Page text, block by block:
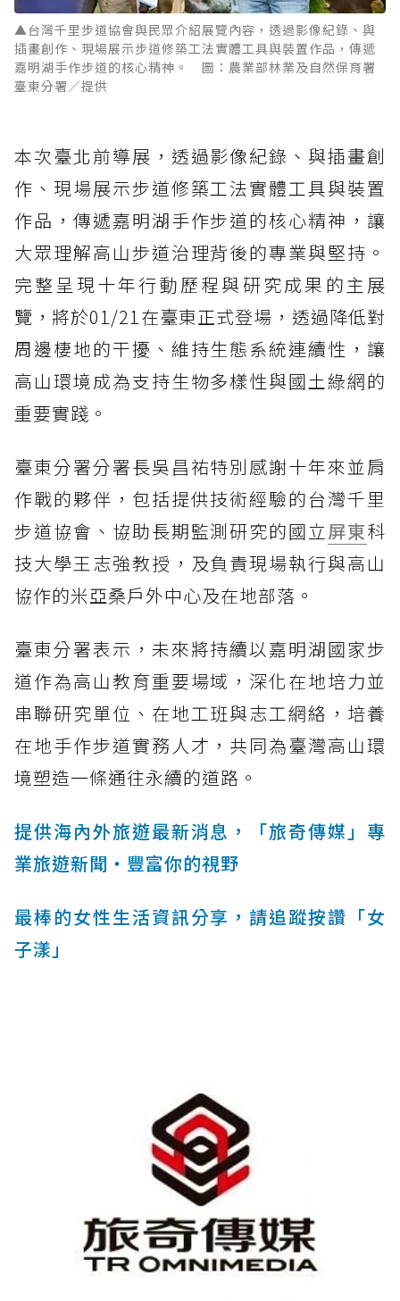
▲台灣千里步道協會與民眾介紹展覽內容，透過影像紀錄、與
插畫創作、現場展示步道修築工法實體工具與裝置作品，傳遞
嘉明湖手作步道的核心精神。 圖：農業部林業及自然保育署
臺東分署／提供
本次臺北前導展，透過影像紀錄、與插畫創
作、現場展示步道修築工法實體工具與裝置
作品，傳遞嘉明湖手作步道的核心精神，讓
大眾理解高山步道治理背後的專業與堅持。
完整呈現十年行動歷程與研究成果的主展
覽，將於01/21在臺東正式登場，透過降低對
周邊棲地的干擾、維持生態系統連續性，讓
高山環境成為支持生物多樣性與國土綠網的
重要實踐。
臺東分署分署長吳昌祐特別感謝十年來並肩
作戰的夥伴，包括提供技術經驗的台灣千里
步道協會、協助長期監測研究的國立屏東科
技大學王志強教授，及負責現場執行與高山
協作的米亞桑戶外中心及在地部落。
臺東分署表示，未來將持續以嘉明湖國家步
道作為高山教育重要場域，深化在地培力並
串聯研究單位、在地工班與志工網絡，培養
在地手作步道實務人才，共同為臺灣高山環
境塑造一條通往永續的道路。
提供海內外旅遊最新消息，「旅奇傳媒」專
業旅遊新聞‧豐富你的視野
最棒的女性生活資訊分享，請追蹤按讚「女
子漾」